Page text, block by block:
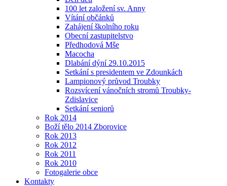
100 let založení sv. Anny
Vítání občánků
Zahájení školního roku
Obecní zastupitelstvo
Předhodová Mše
Macocha
Dlabání dýní 29.10.2015
Setkání s presidentem ve Zdounkách
Lampionový průvod Troubky
Rozsvícení vánočních stromů Troubky-
Zdislavice
Setkání seniorů
Rok 2014
Boží tělo 2014 Zborovice
Rok 2013
Rok 2012
Rok 2011
Rok 2010
Fotogalerie obce
Kontakty